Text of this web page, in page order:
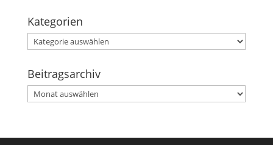
Kategorien
Kategorien
Beitragsarchiv
Beitragsarchiv